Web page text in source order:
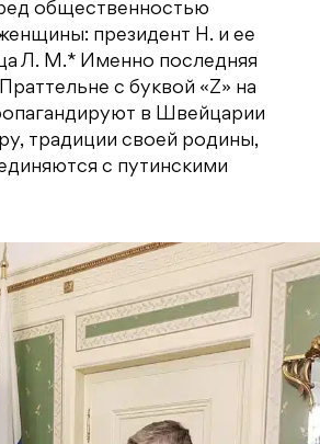
общественностью
президент Н. и ее
Л. М.* Именно последняя
с буквой «Z» на
в Швейцарии
традиции своей родины,
с путинскими